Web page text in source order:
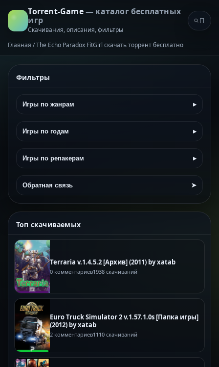
Torrent-Game— каталог бесплатных
игр
Скачивания, описания, фильтры
Главная /The Echo Paradox FitGirl скачать торрент бесплатно
Фильтры
Игры по жанрам ▸
Игры по годам ▸
Игры по репакерам ▸
Обратная связь ➤
Топ скачиваемых
Terraria v.1.4.5.2 [Архив] (2011) by xatab
0 комментариев1938 скачиваний
Euro Truck Simulator 2 v.1.57.1.0s [Папка игры]
(2012) by xatab
2 комментариев1110 скачиваний